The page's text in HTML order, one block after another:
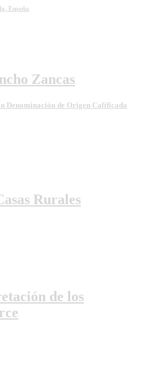
España
Zancas
Denominación de Origen Calificada
Rurales
de los